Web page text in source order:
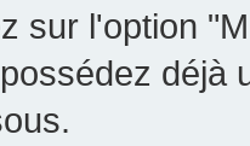
sur l'option
déjà